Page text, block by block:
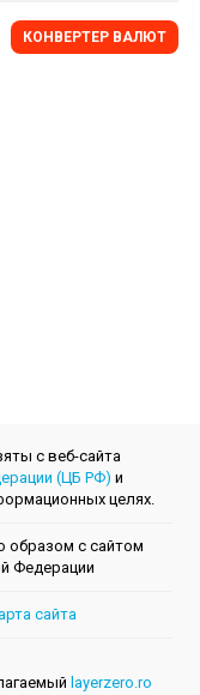
КОНВЕРТЕР ВАЛЮТ
с веб-сайта
(ЦБ РФ) и
целях.
образом с сайтом
Федерации
сайта
layerzero.ro